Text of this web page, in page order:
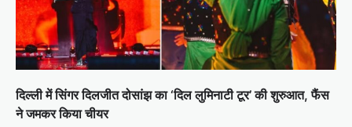
दिल्ली में सिंगर दिलजीत दोसांझ का ‘दिल लुमिनाटी टूर’ की शुरुआत, फैंस
ने जमकर किया चीयर